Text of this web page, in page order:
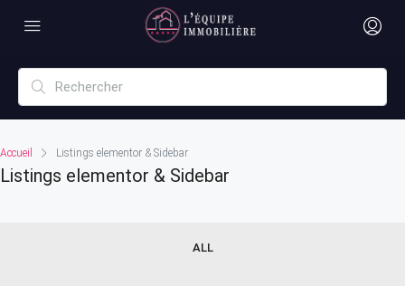
Accueil Listings elementor & Sidebar
Listings elementor & Sidebar
ALL